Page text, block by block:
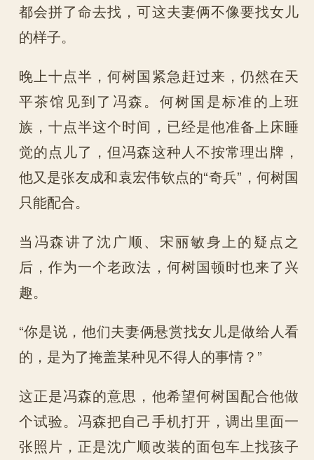
都会拼了命去找，可这夫妻俩不像要找女儿
的样子。
晚上十点半，何树国紧急赶过来，仍然在天
平茶馆见到了冯森。何树国是标准的上班
族，十点半这个时间，已经是他准备上床睡
觉的点儿了，但冯森这种人不按常理出牌，
他又是张友成和袁宏伟钦点的“奇兵”，何树国
只能配合。
当冯森讲了沈广顺、宋丽敏身上的疑点之
后，作为一个老政法，何树国顿时也来了兴
趣。
“你是说，他们夫妻俩悬赏找女儿是做给人看
的，是为了掩盖某种见不得人的事情？”
这正是冯森的意思，他希望何树国配合他做
个试验。冯森把自己手机打开，调出里面一
张照片，正是沈广顺改装的面包车上找孩子